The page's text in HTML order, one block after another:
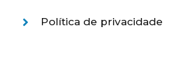
Política de privacidade